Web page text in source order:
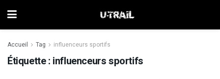
Accueil Tag influenceurs sportifs
Étiquette : influenceurs sportifs